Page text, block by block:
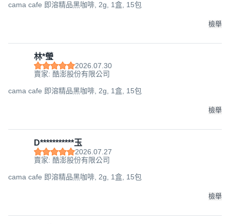
cama cafe 即溶精品黑咖啡, 2g, 1盒, 15包
檢舉
林*瑩
2026.07.30
賣家: 酷澎股份有限公司
cama cafe 即溶精品黑咖啡, 2g, 1盒, 15包
檢舉
D***********玉
2026.07.27
賣家: 酷澎股份有限公司
cama cafe 即溶精品黑咖啡, 2g, 1盒, 15包
檢舉